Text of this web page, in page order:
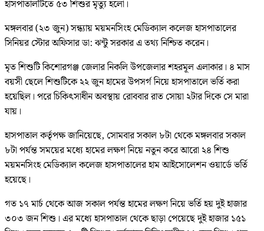
হাসপাতালটিতে ৫৩ শিশুর মৃত্যু হলো।
মঙ্গলবার (২৩ জুন) সন্ধ‌্যায় ময়মনসিংহ মেডিক‌্যাল কলেজ হাসপাতালের
সিনিয়র স্টোর অফিসার ডা: ঝন্টু সরকার এ তথ‌্য নি‌শ্চিত ক‌রেন।
মৃত শিশুটি কিশোরগঞ্জ জেলার নিকলি উপজেলার শহরমূল এলাকার। ৪ মাস
বয়সী ছেলে শিশুটিকে ২২ জুন হামের উপসর্গ নিয়ে হাসপাতালে ভর্তি করা
হয়েছিল। পরে চিকিৎসাধীন অবস্থায় রোববার রাত সোয়া ২টার দিকে সে মারা
যায়।
হাসপাতাল কর্তৃপক্ষ জানিয়েছে, সোমবার সকাল ৮টা থেকে মঙ্গলবার সকাল
৮টা পর্যন্ত সময়ের মধ্যে হামের লক্ষণ নিয়ে নতুন করে আরো ২৪ শিশু
ময়মনসিংহ মেডিক‌্যাল কলেজ হাসপাতালের হাম আইসোলেশন ওয়ার্ডে ভর্তি
হয়েছে।
গত ১৭ মার্চ থেকে আজ সকাল পর্যন্ত হামের লক্ষণ নিয়ে ভর্তি হয় দুই হাজার
৩০৩ জন শিশু। এর মধ্যে হাসপাতাল থেকে ছাড়া পেয়েছে দুই হাজার ১৫১